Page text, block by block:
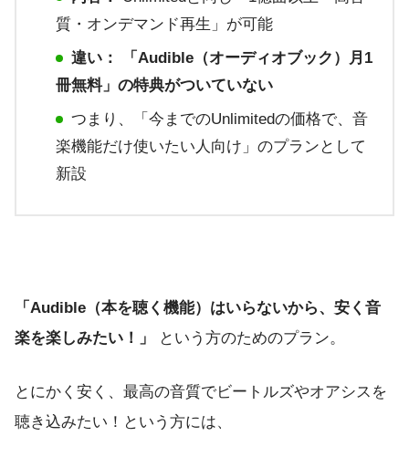
質・オンデマンド再生」が可能
違い：
「Audible（オーディオブック）月1
冊無料」の特典がついていない
つまり、「今までのUnlimitedの価格で、音
楽機能だけ使いたい人向け」のプランとして
新設
「Audible（本を聴く機能）はいらないから、安く音
楽を楽しみたい！」
という方のためのプラン。
とにかく安く、最高の音質でビートルズやオアシスを
聴き込みたい！という方には、